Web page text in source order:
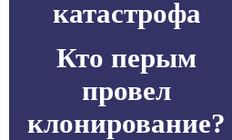
катастрофа
Кто перым
провел
клонирование?